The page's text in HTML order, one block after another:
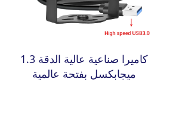
كاميرا صناعية عالية الدقة 1.3
ميجابكسل بفتحة عالمية